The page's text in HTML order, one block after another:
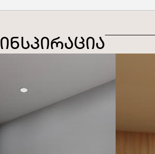
ინსპირაცია